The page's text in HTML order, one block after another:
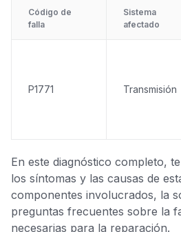
Código de
falla
Sistema
afectado
P1771 Transmisión
En este diagnóstico completo,
los síntomas y las causas de
componentes involucrados, la
preguntas frecuentes sobre la
necesarias para la reparación.